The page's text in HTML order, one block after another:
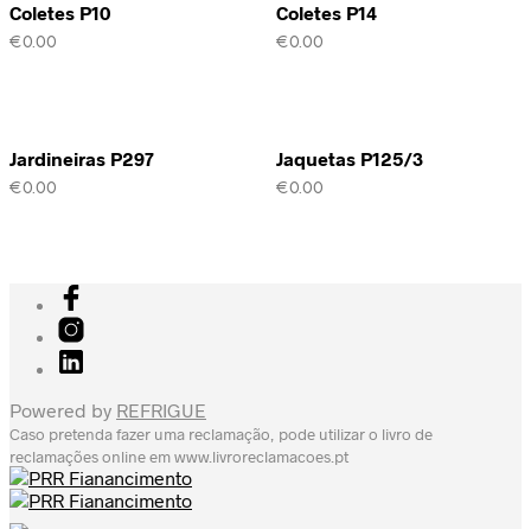
Coletes P10
€0.00
Coletes P14
€0.00
Jardineiras P297
€0.00
Jaquetas P125/3
€0.00
Powered by REFRIGUE
Caso pretenda fazer uma reclamação, pode utilizar o livro de
reclamações online emwww.livroreclamacoes.pt